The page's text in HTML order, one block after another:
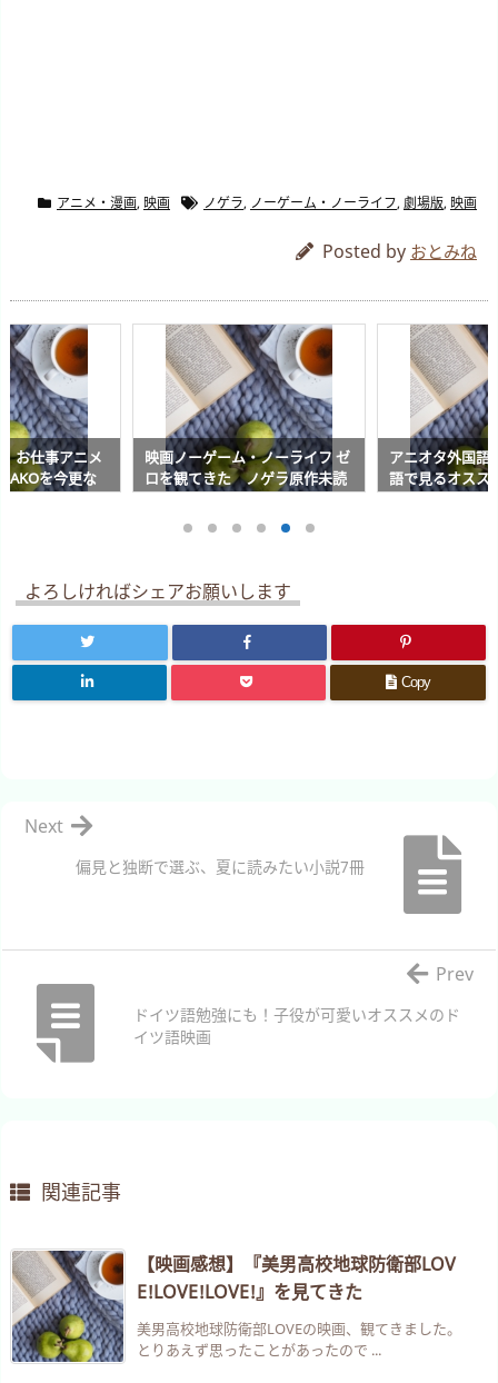
アニメ・漫画, 映画 ノゲラ, ノーゲーム・ノーライフ, 劇場版, 映画
Posted by おとみね
お仕事アニメ
を今更な
映画ノーゲーム・ノーライフ ゼ
ロを観てきた ノゲラ原作未読
者にもオススメ！
アニオタ外国語
語で見るオスス
よろしければシェアお願いします
Copy
偏見と独断で選ぶ、夏に読みたい小説7冊
Next
ドイツ語勉強にも！子役が可愛いオススメのド
イツ語映画
Prev
関連記事
【映画感想】『美男高校地球防衛部LOV
E!LOVE!LOVE!』を見てきた
美男高校地球防衛部LOVEの映画、観てきました。
とりあえず思ったことがあったので ...